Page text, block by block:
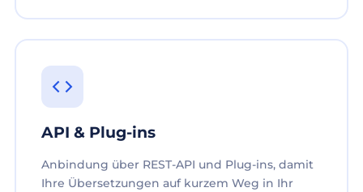
API & Plug-ins
Anbindung über REST-API und Plug-ins, damit
Ihre Übersetzungen auf kurzem Weg in Ihr